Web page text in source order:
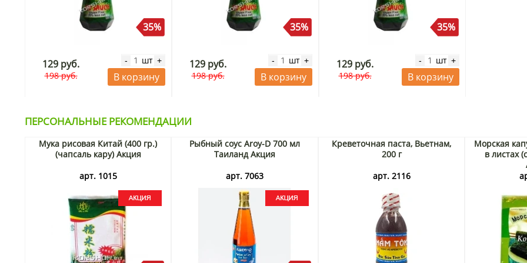
35%
129 руб.
198 руб.
- шт +
В корзину
35%
129 руб.
198 руб.
- шт +
В корзину
35%
129 руб.
198 руб.
- шт +
В корзину
ПЕРСОНАЛЬНЫЕ РЕКОМЕНДАЦИИ
Мука рисовая Китай (400 гр.)
(чапсаль кару) Акция
арт. 1015
Рыбный соус Aroy-D 700 мл
Таиланд Акция
арт. 7063
Креветочная паста, Вьетнам,
200 г
арт. 2116
Морская
в листах